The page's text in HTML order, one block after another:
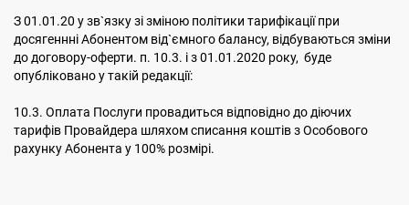
З 01.01.20 у зв`язку зі зміною політики тарифікації при
досягеннні Абонентом від`ємного балансу, відбуваються зміни
до договору-оферти. п. 10.3. і з 01.01.2020 року, буде
опубліковано у такій редакції:
10.3. Оплата Послуги провадиться відповідно до діючих
тарифів Провайдера шляхом списання коштів з Особового
рахунку Абонента у 100% розмірі.